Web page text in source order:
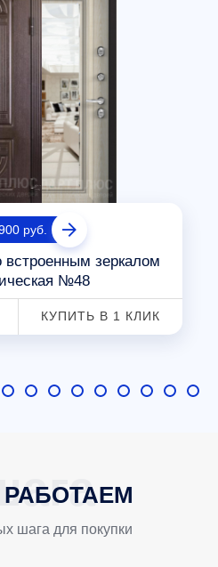
руб.
встроенным зеркалом
№48
КУПИТЬ В 1 КЛИК
шага для покупки